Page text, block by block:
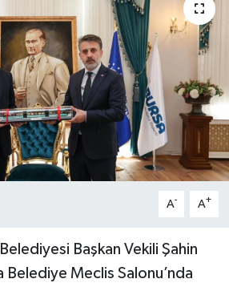
A- A+
Başkan Vekili Şahin
Belediye Meclis Salonu’nda